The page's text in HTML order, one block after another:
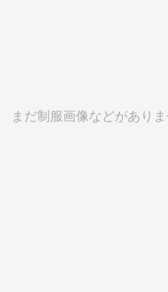
まだ制服画像などがあり